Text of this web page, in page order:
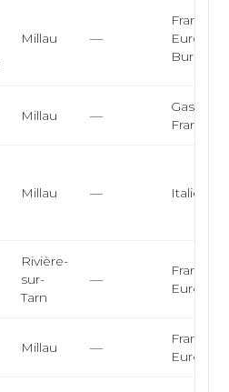
Millau —
Burger
Millau —
Millau —
Rivière-
sur-
Tarn
—
Millau —